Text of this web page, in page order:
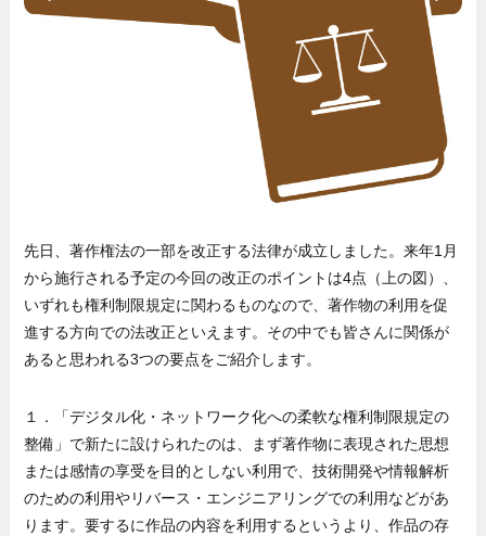
先日、著作権法の一部を改正する法律が成立しました。来年1月
から施行される予定の今回の改正のポイントは4点（上の図）、
いずれも権利制限規定に関わるものなので、著作物の利用を促
進する方向での法改正といえます。その中でも皆さんに関係が
あると思われる3つの要点をご紹介します。
１．「デジタル化・ネットワーク化への柔軟な権利制限規定の
整備」で新たに設けられたのは、まず著作物に表現された思想
または感情の享受を目的としない利用で、技術開発や情報解析
のための利用やリバース・エンジニアリングでの利用などがあ
ります。要するに作品の内容を利用するというより、作品の存